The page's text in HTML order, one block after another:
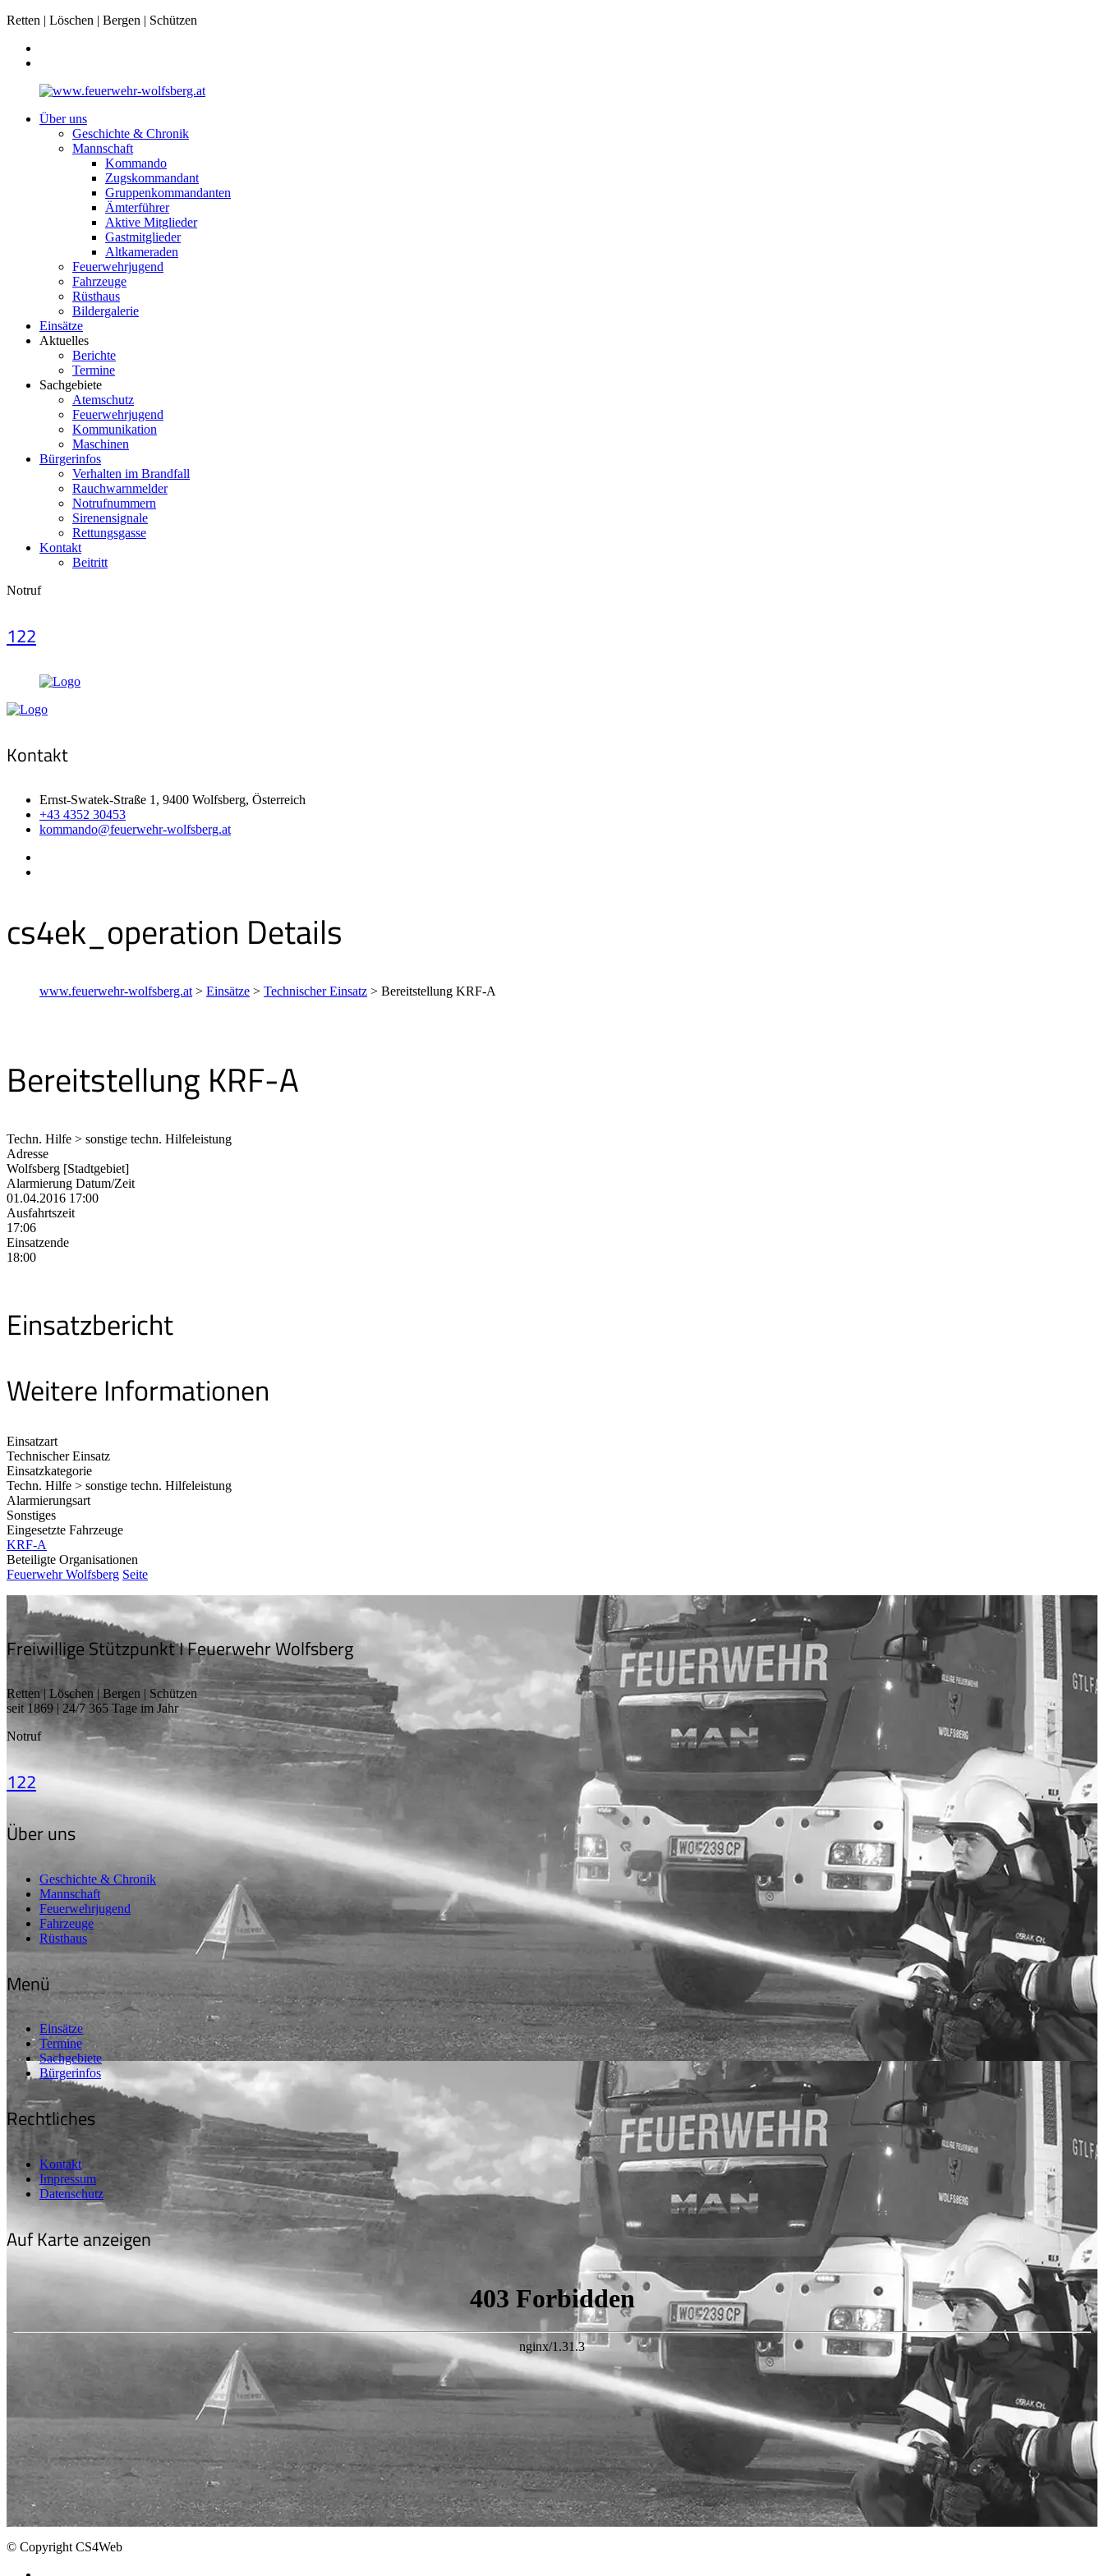
Retten | Löschen | Bergen | Schützen
Über uns
Geschichte & Chronik
Mannschaft
Kommando
Zugskommandant
Gruppenkommandanten
Ämterführer
Aktive Mitglieder
Gastmitglieder
Altkameraden
Feuerwehrjugend
Fahrzeuge
Rüsthaus
Bildergalerie
Einsätze
Aktuelles
Berichte
Termine
Sachgebiete
Atemschutz
Feuerwehrjugend
Kommunikation
Maschinen
Bürgerinfos
Verhalten im Brandfall
Rauchwarnmelder
Notrufnummern
Sirenensignale
Rettungsgasse
Kontakt
Beitritt
Notruf
122
Kontakt
Ernst-Swatek-Straße 1, 9400 Wolfsberg, Österreich
+43 4352 30453
kommando@feuerwehr-wolfsberg.at
cs4ek_operation Details
www.feuerwehr-wolfsberg.at > Einsätze > Technischer Einsatz > Bereitstellung KRF-A
Bereitstellung KRF-A
Techn. Hilfe > sonstige techn. Hilfeleistung
Adresse
Wolfsberg [Stadtgebiet]
Alarmierung Datum/Zeit
01.04.2016 17:00
Ausfahrtszeit
17:06
Einsatzende
18:00
Einsatzbericht
Weitere Informationen
Einsatzart
Technischer Einsatz
Einsatzkategorie
Techn. Hilfe > sonstige techn. Hilfeleistung
Alarmierungsart
Sonstiges
Eingesetzte Fahrzeuge
KRF-A
Beteiligte Organisationen
Feuerwehr Wolfsberg Seite
Freiwillige Stützpunkt I Feuerwehr Wolfsberg
Retten | Löschen | Bergen | Schützen
seit 1869 | 24/7 365 Tage im Jahr
Notruf
122
Über uns
Geschichte & Chronik
Mannschaft
Feuerwehrjugend
Fahrzeuge
Rüsthaus
Menü
Einsätze
Termine
Sachgebiete
Bürgerinfos
Rechtliches
Kontakt
Impressum
Datenschutz
Auf Karte anzeigen
© Copyright CS4Web